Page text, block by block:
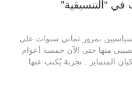
“التنسيقية”
بمرور ثماني سنوات على
منها حتى الآن خمسة أعوام
المتمايز.. تجربة يُكتب عنها